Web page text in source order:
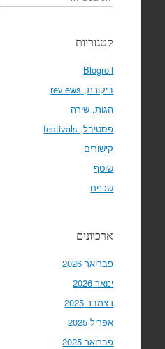
קטגוריות
Blogroll
ביקורת, reviews
הגות, שירה
פסטיבל, festivals
קישורים
שוטף
שכנים
ארכיונים
פברואר 2026
ינואר 2026
דצמבר 2025
אפריל 2025
פברואר 2025